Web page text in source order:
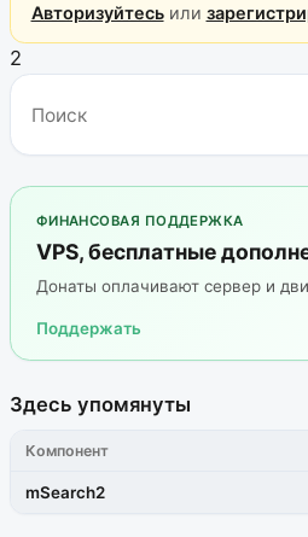
Авторизуйтесьили
2
ФИНАНСОВАЯ ПОДДЕРЖКА
VPS, бесплатные
Донаты оплачивают сервер и
Поддержать
Здесь упомянуты
Компонент
mSearch2